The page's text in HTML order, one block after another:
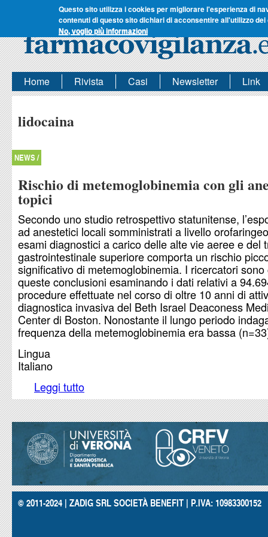
Questo sito utilizza i cookies per migliorare l'esperienza di
contenuti di questo sito dichiari di acconsentire all'utilizzo dei
No, voglio più informazioni
Home Rivista Casi Newsletter Link
lidocaina
NEWS /
Rischio di metemoglobinemia con gli
topici
Secondo uno studio retrospettivo statunitense,
ad anestetici locali somministrati a livello
esami diagnostici a carico delle alte vie aeree e del
gastrointestinale superiore comporta un rischio
significativo di metemoglobinemia. I ricercatori sono
queste conclusioni esaminando i dati relativi a
procedure effettuate nel corso di oltre 10 anni di
diagnostica invasiva del Beth Israel Deaconess
Center di Boston. Nonostante il lungo periodo
frequenza della metemoglobinemia era bassa
Lingua
Italiano
Leggi tutto
© 2011-2024 | ZADIG SRL SOCIETÀ BENEFIT | P.IVA: 10983300152